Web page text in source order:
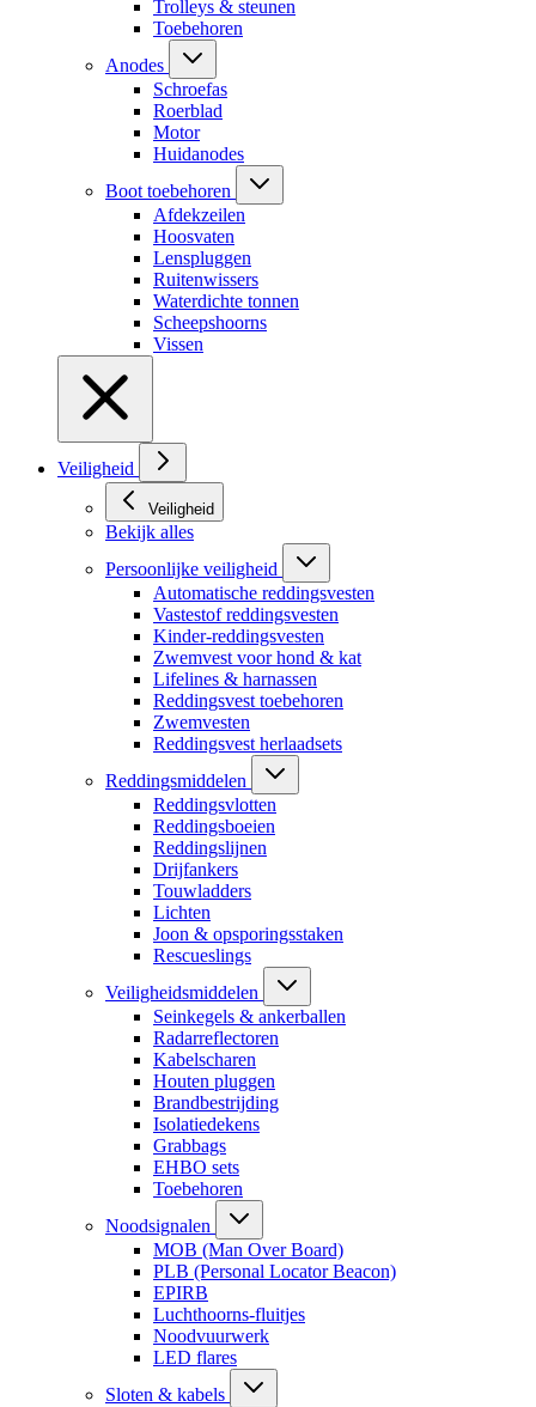
Trolleys & steunen
Toebehoren
Anodes
Schroefas
Roerblad
Motor
Huidanodes
Boot toebehoren
Afdekzeilen
Hoosvaten
Lenspluggen
Ruitenwissers
Waterdichte tonnen
Scheepshoorns
Vissen
Veiligheid
Veiligheid
Bekijk alles
Persoonlijke veiligheid
Automatische reddingsvesten
Vastestof reddingsvesten
Kinder-reddingsvesten
Zwemvest voor hond & kat
Lifelines & harnassen
Reddingsvest toebehoren
Zwemvesten
Reddingsvest herlaadsets
Reddingsmiddelen
Reddingsvlotten
Reddingsboeien
Reddingslijnen
Drijfankers
Touwladders
Lichten
Joon & opsporingsstaken
Rescueslings
Veiligheidsmiddelen
Seinkegels & ankerballen
Radarreflectoren
Kabelscharen
Houten pluggen
Brandbestrijding
Isolatiedekens
Grabbags
EHBO sets
Toebehoren
Noodsignalen
MOB (Man Over Board)
PLB (Personal Locator Beacon)
EPIRB
Luchthoorns-fluitjes
Noodvuurwerk
LED flares
Sloten & kabels